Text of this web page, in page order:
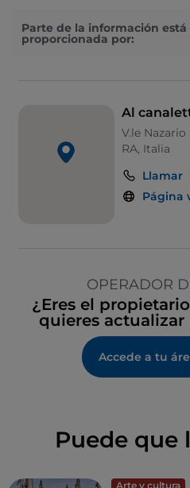
Parte de la información está
proporcionada por:
Al
V.le Nazario
RA, Italia
Llamar
Página
OPERADOR
¿Eres el
quieres
Accede a tu
Puede que
Arte y cultura